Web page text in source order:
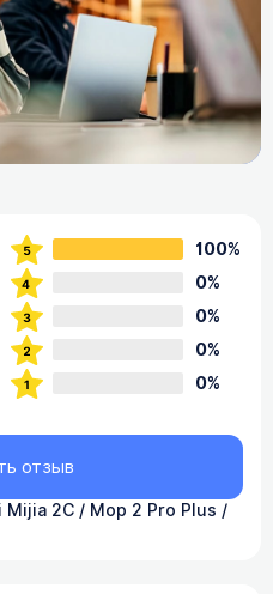
100%
0%
0%
0%
0%
2C / Mop 2 Pro Plus /
отзыв